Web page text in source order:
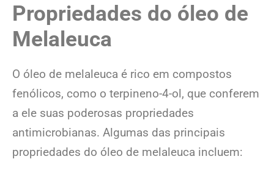
Propriedades do óleo de
Melaleuca
O óleo de melaleuca é rico em compostos
fenólicos, como o terpineno-4-ol, que conferem
a ele suas poderosas propriedades
antimicrobianas. Algumas das principais
propriedades do óleo de melaleuca incluem: